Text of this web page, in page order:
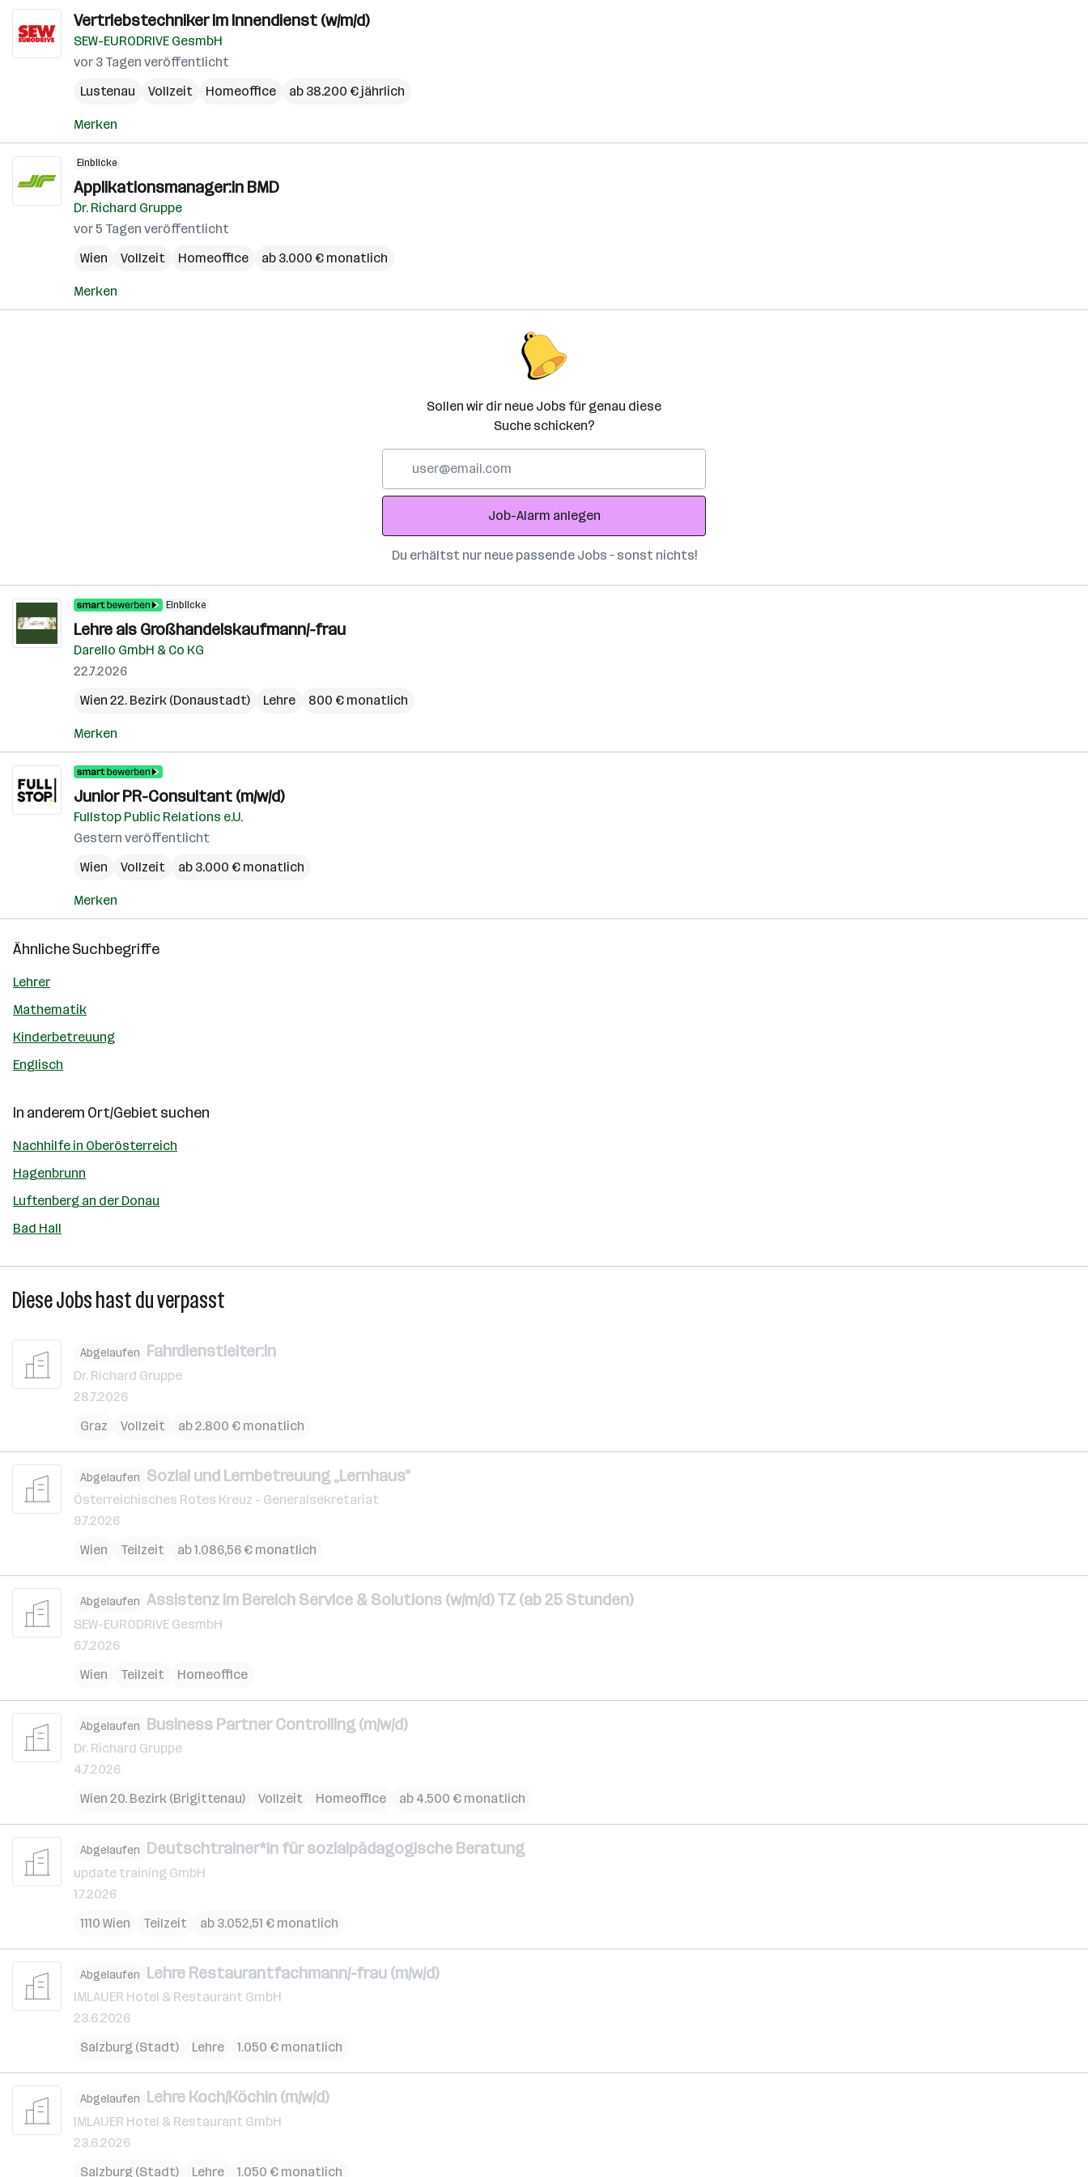
Vertriebstechniker im Innendienst (w/m/d)
SEW-EURODRIVE GesmbH
vor 3 Tagen veröffentlicht
Lustenau
Vollzeit Homeoffice ab 38.200 € jährlich
Merken
Einblicke
Applikationsmanager:in BMD
Dr. Richard Gruppe
vor 5 Tagen veröffentlicht
Wien
Vollzeit Homeoffice ab 3.000 € monatlich
Merken
Sollen wir dir neue Jobs für genau diese
Suche schicken?
Adresse
Job-Alarm anlegen
Du erhältst nur neue passende Jobs – sonst nichts!
Einblicke
Lehre als Großhandelskaufmann/-frau
Darello GmbH & Co KG
22.7.2026
Wien 22. Bezirk (Donaustadt)
Lehre 800 € monatlich
Merken
Junior PR-Consultant (m/w/d)
Fullstop Public Relations e.U.
Gestern veröffentlicht
Wien
Vollzeit ab 3.000 € monatlich
Merken
Ähnliche Suchbegriffe
Lehrer
Mathematik
Kinderbetreuung
Englisch
In anderem Ort/Gebiet suchen
Nachhilfe in Oberösterreich
Hagenbrunn
Luftenberg an der Donau
Bad Hall
Diese Jobs hast du verpasst
Abgelaufen Fahrdienstleiter:in
Dr. Richard Gruppe
28.7.2026
Graz
Vollzeit ab 2.800 € monatlich
Abgelaufen Sozial und Lernbetreuung „Lernhaus“
Österreichisches Rotes Kreuz - Generalsekretariat
9.7.2026
Wien
Teilzeit ab 1.086,56 € monatlich
Abgelaufen Assistenz im Bereich Service & Solutions (w/m/d) TZ (ab 25 Stunden)
SEW-EURODRIVE GesmbH
6.7.2026
Wien
Teilzeit Homeoffice
Abgelaufen Business Partner Controlling (m/w/d)
Dr. Richard Gruppe
4.7.2026
Wien 20. Bezirk (Brigittenau)
Vollzeit Homeoffice ab 4.500 € monatlich
Abgelaufen Deutschtrainer*in für sozialpädagogische Beratung
update training GmbH
1.7.2026
1110 Wien
Teilzeit ab 3.052,51 € monatlich
Abgelaufen Lehre Restaurantfachmann/-frau (m/w/d)
IMLAUER Hotel & Restaurant GmbH
23.6.2026
Salzburg (Stadt)
Lehre 1.050 € monatlich
Abgelaufen Lehre Koch/Köchin (m/w/d)
IMLAUER Hotel & Restaurant GmbH
23.6.2026
Salzburg (Stadt)
Lehre 1.050 € monatlich